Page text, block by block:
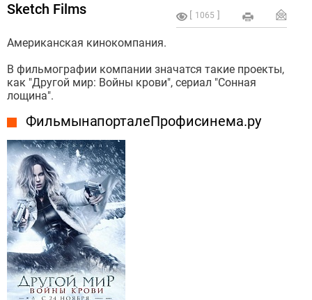
1065
Sketch Films
Американская кинокомпания.
В фильмографии компании значатся такие проекты,
как "Другой мир: Войны крови", сериал "Сонная
лощина".
Фильмы на портале Профисинема.ру